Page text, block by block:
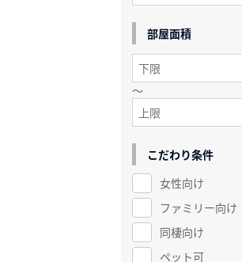
部屋面積
～
こだわり条件
女性向け
ファミリー向け
同棲向け
ペット可